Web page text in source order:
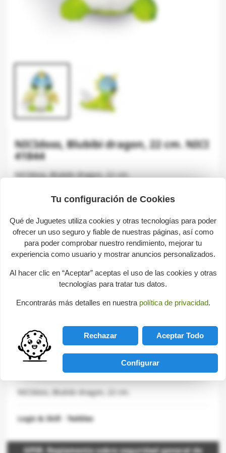
NICIdoss, Blubibi dragon, 22 cm. NICI
41844
NICIdoss, Blubibi dragon, 22 cm.
€9.95
Tax included
ADD TO CART share favorite_border
NICI
Reference
41844
Description
NICIdoss, Blubibi dragon, 22 cm.
Logic & Skill- Teddies
GPSR. Reglamento sobre seguridad general de
Tu configuración de Cookies
Qué de Juguetes utiliza cookies y otras tecnologías para poder
ofrecer un uso seguro y fiable de nuestras páginas, así como
para poder comprobar nuestro rendimiento, mejorar tu
experiencia como usuario y mostrar anuncios personalizados.
Al hacer clic en “Aceptar” aceptas el uso de las cookies y otras
tecnologías para tratar tus datos.
Encontrarás más detalles en nuestra política de privacidad.
Aceptar Todo
Configurar
Rechazar